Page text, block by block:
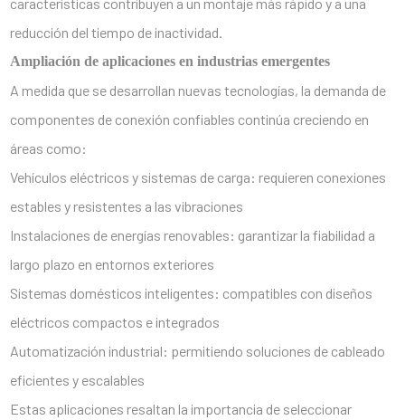
reducción del tiempo de inactividad.
Ampliación de aplicaciones en industrias emergentes
A medida que se desarrollan nuevas tecnologías, la demanda de
componentes de conexión confiables continúa creciendo en
áreas como:
Vehículos eléctricos y sistemas de carga: requieren conexiones
estables y resistentes a las vibraciones
Instalaciones de energías renovables: garantizar la fiabilidad a
largo plazo en entornos exteriores
Sistemas domésticos inteligentes: compatibles con diseños
eléctricos compactos e integrados
Automatización industrial: permitiendo soluciones de cableado
eficientes y escalables
Estas aplicaciones resaltan la importancia de seleccionar